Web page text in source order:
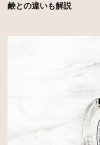
鹸との違いも解説